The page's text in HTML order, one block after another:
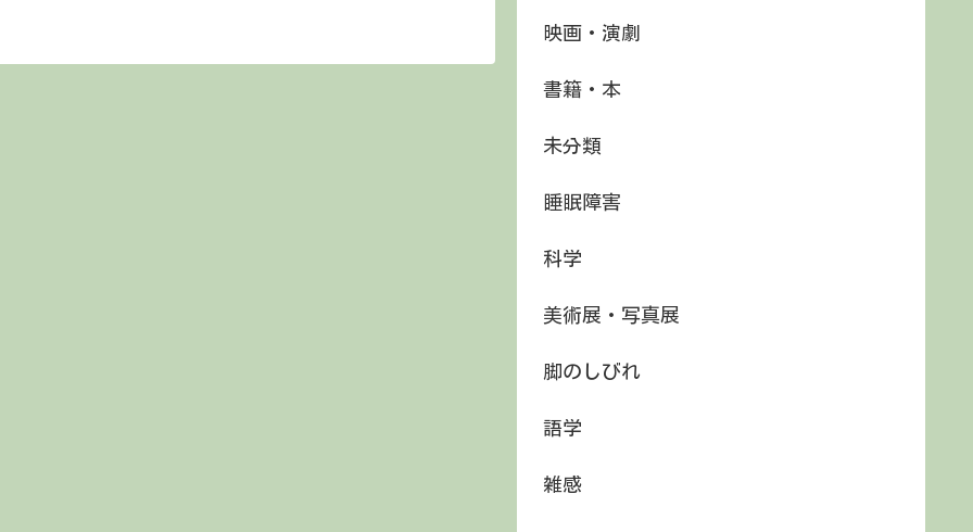
映画・演劇
書籍・本
未分類
睡眠障害
科学
美術展・写真展
脚のしびれ
語学
雑感